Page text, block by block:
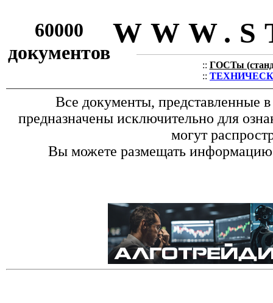
60000
документов
:: ГОСТы
::
Все документы, представленные
предназначены исключительно для
могут
Вы можете размещать информацию